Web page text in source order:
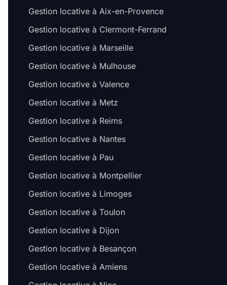
Gestion locative à Aix-en-Provence
Gestion locative à Clermont-Ferrand
Gestion locative à Marseille
Gestion locative à Mulhouse
Gestion locative à Valence
Gestion locative à Metz
Gestion locative à Reims
Gestion locative à Nantes
Gestion locative à Pau
Gestion locative à Montpellier
Gestion locative à Limoges
Gestion locative à Toulon
Gestion locative à Dijon
Gestion locative à Besançon
Gestion locative à Amiens